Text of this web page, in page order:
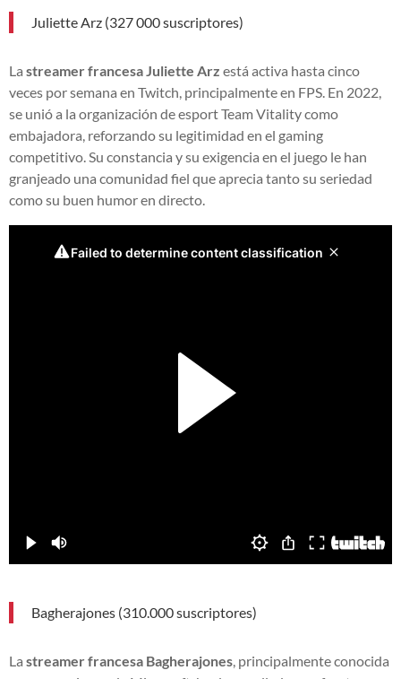
Juliette Arz (327 000 suscriptores)
La streamer francesa Juliette Arz está activa hasta cinco
veces por semana en Twitch, principalmente en FPS. En 2022,
se unió a la organización de esport Team Vitality como
embajadora, reforzando su legitimidad en el gaming
competitivo. Su constancia y su exigencia en el juego le han
granjeado una comunidad fiel que aprecia tanto su seriedad
como su buen humor en directo.
Bagherajones (310.000 suscriptores)
La streamer francesa Bagherajones , principalmente conocida